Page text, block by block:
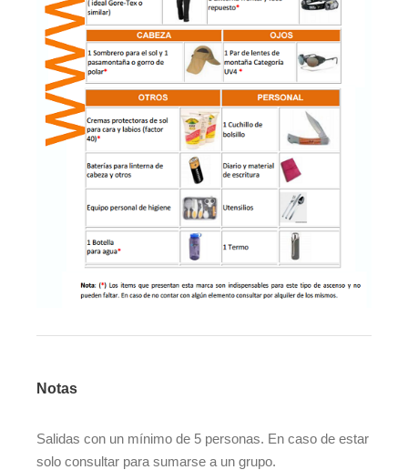
Notas
Salidas con un mínimo de 5 personas. En caso de estar
solo consultar para sumarse a un grupo.